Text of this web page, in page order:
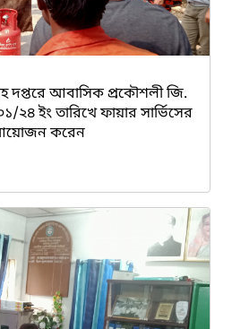
দপ্তরে আবাসিক প্রকৌশলী জি.
ইং তারিখে ফায়ার সার্ভিসের
আয়োজন করেন